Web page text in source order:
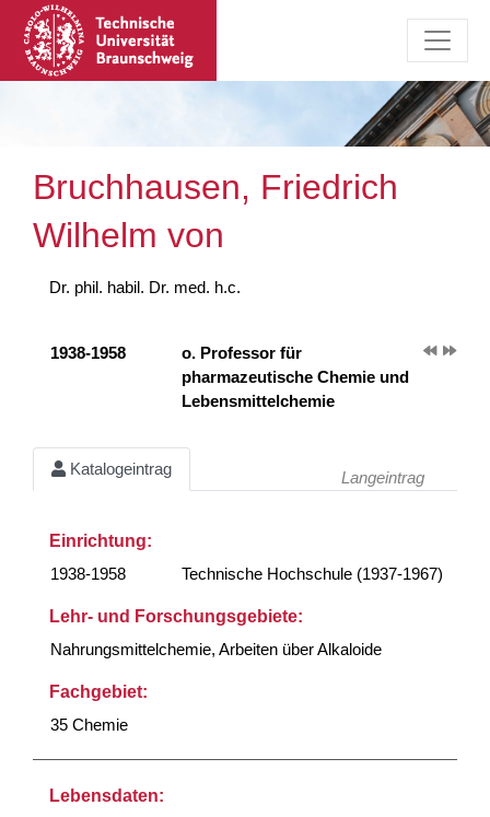
Bruchhausen, Friedrich
Wilhelm von
Dr. phil. habil. Dr. med. h.c.
1938-1958
o. Professor für
pharmazeutische Chemie und
Lebensmittelchemie
Katalogeintrag Langeintrag
Einrichtung:
1938-1958
Technische Hochschule (1937-1967)
Lehr- und Forschungsgebiete:
Nahrungsmittelchemie, Arbeiten über Alkaloide
Fachgebiet:
35 Chemie
Lebensdaten: